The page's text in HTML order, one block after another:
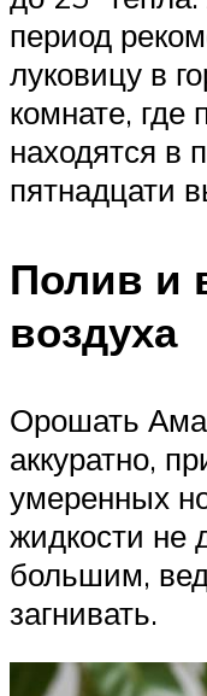
период
луковицу в
комнате, где
находятся в
пятнадцати
Полив и
воздуха
Орошать
аккуратно,
умеренных
жидкости не
большим,
загнивать.